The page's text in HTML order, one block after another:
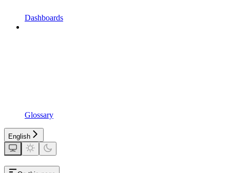
Dashboards
Glossary
English